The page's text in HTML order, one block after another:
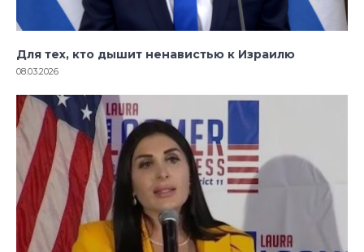
Для тех, кто дышит ненавистью к Израилю
08.03.2026